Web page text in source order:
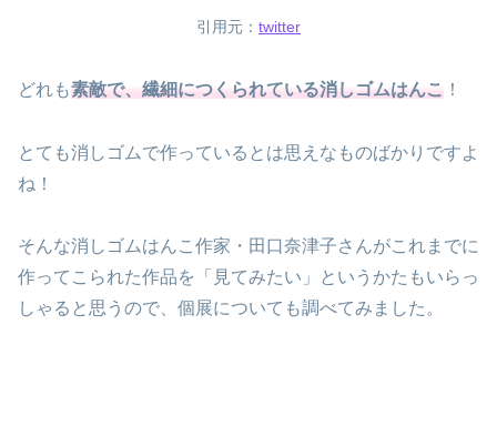
引用元： twitter
どれも素敵で、繊細につくられている消しゴムはんこ ！
とても消しゴムで作っているとは思えなものばかりですよ
ね！
そんな消しゴムはんこ作家・田口奈津子さんがこれまでに
作ってこられた作品を「見てみたい」というかたもいらっ
しゃると思うので、個展についても調べてみました。